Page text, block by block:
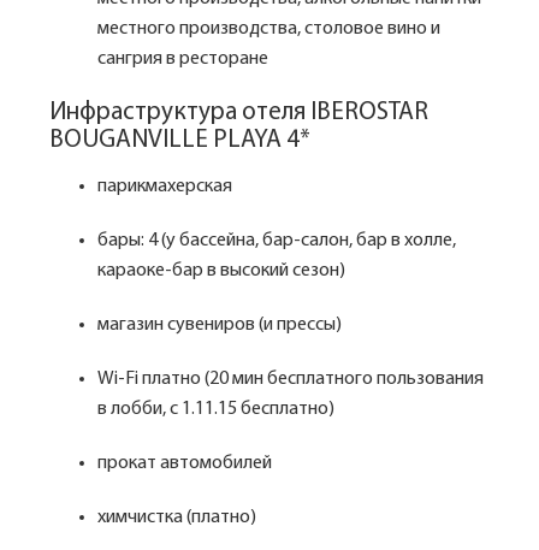
местного производства, столовое вино и
сангрия в ресторане
Инфраструктура отеля IBEROSTAR
BOUGANVILLE PLAYA 4*
парикмахерская
бары: 4 (у бассейна, бар-салон, бар в холле,
караоке-бар в высокий сезон)
магазин сувениров (и прессы)
Wi-Fi платно (20 мин бесплатного пользования
в лобби, с 1.11.15 бесплатно)
прокат автомобилей
химчистка (платно)